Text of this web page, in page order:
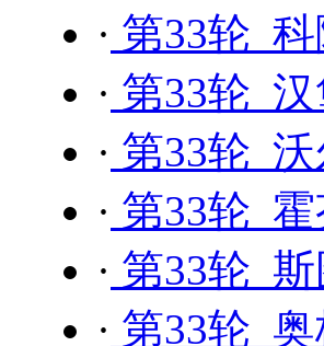
· 第33轮
· 第33轮
· 第33轮
· 第33轮
· 第33轮
· 第33轮